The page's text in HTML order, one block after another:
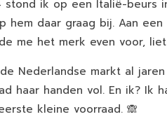
stond ik op een Italië-
hem daar graag bij. Aan
me het merk even voor,
Nederlandse markt al
haar handen vol. En ik?
kleine voorraad. 🙈